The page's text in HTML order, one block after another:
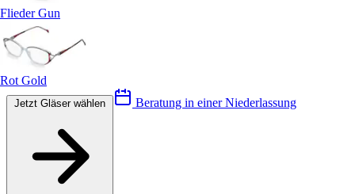
Flieder Gun
Rot Gold
Beratung in einer Niederlassung